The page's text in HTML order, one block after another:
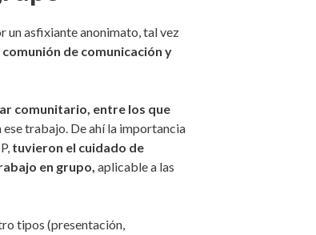
un asfixiante anonimato, tal vez
comunión de comunicación y
comunitario, entre los que
trabajo. De ahí la importancia
tuvieron el cuidado de
en grupo, aplicable a las
tipos (presentación,